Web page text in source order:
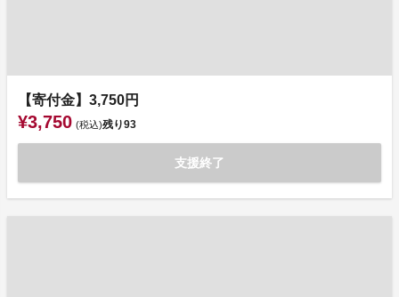
【寄付金】3,750円
¥3,750 (税込)残り93
支援終了